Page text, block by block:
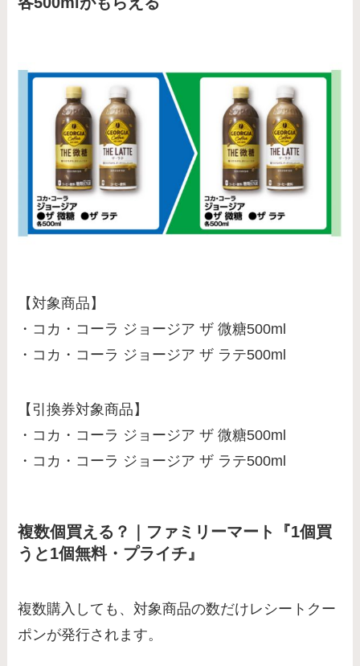
【対象商品】
・コカ・コーラ ジョージア ザ 微糖500ml
・コカ・コーラ ジョージア ザ ラテ500ml
【引換券対象商品】
・コカ・コーラ ジョージア ザ 微糖500ml
・コカ・コーラ ジョージア ザ ラテ500ml
複数個買える？｜ファミリーマート『1個買
うと1個無料・プライチ』
複数購入しても、対象商品の数だけレシートクー
ポンが発行されます。